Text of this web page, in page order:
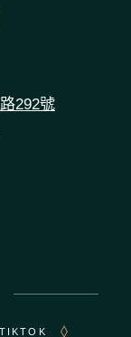
292號
TIKTOK